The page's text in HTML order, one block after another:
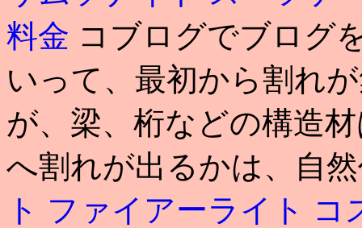
料金 コブログでブログ
いって、最初から割れ
が、梁、桁などの構造
へ割れが出るかは、自
ト ファイアーライト